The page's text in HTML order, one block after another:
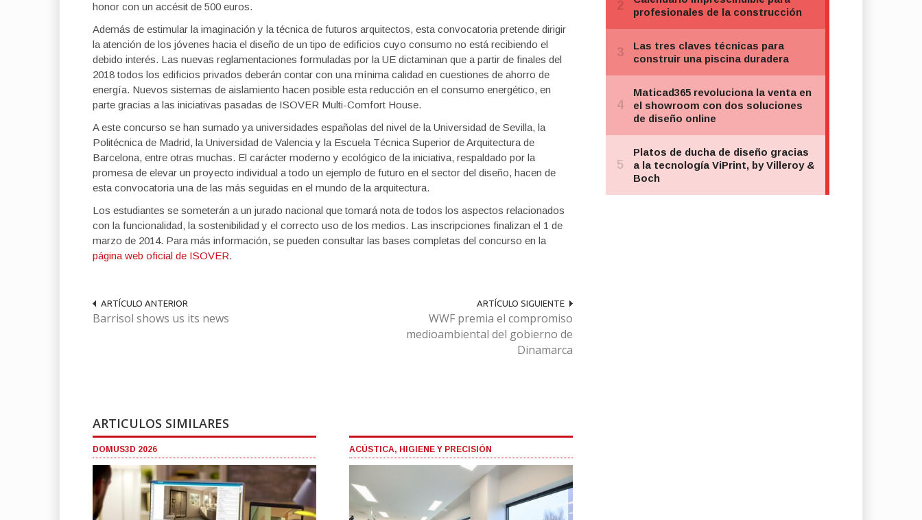
honor con un accésit de 500 euros.
Además de estimular la imaginación y la técnica de futuros arquitectos, esta convocatoria pretende dirigir
la atención de los jóvenes hacia el diseño de un tipo de edificios cuyo consumo no está recibiendo el
debido interés. Las nuevas reglamentaciones formuladas por la UE dictaminan que a partir de finales del
2018 todos los edificios privados deberán contar con una mínima calidad en cuestiones de ahorro de
energía. Nuevos sistemas de aislamiento hacen posible esta reducción en el consumo energético, en
parte gracias a las iniciativas pasadas de ISOVER Multi-Comfort House.
A este concurso se han sumado ya universidades españolas del nivel de la Universidad de Sevilla, la
Politécnica de Madrid, la Universidad de Valencia y la Escuela Técnica Superior de Arquitectura de
Barcelona, entre otras muchas. El carácter moderno y ecológico de la iniciativa, respaldado por la
promesa de elevar un proyecto individual a todo un ejemplo de futuro en el sector del diseño, hacen de
esta convocatoria una de las más seguidas en el mundo de la arquitectura.
Los estudiantes se someterán a un jurado nacional que tomará nota de todos los aspectos relacionados
con la funcionalidad, la sostenibilidad y el correcto uso de los medios. Las inscripciones finalizan el 1 de
marzo de 2014. Para más información, se pueden consultar las bases completas del concurso en la
página web oficial de ISOVER.
ARTÍCULO ANTERIOR
Barrisol shows us its news
ARTÍCULO SIGUIENTE
WWF premia el compromiso
medioambiental del gobierno de
Dinamarca
ARTICULOS SIMILARES
DOMUS3D 2026 ACÚSTICA, HIGIENE Y PRECISIÓN